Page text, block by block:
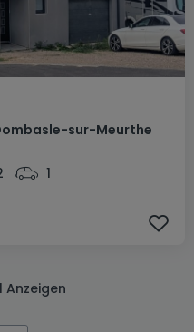
sur-Meurthe
1
Anzeigen